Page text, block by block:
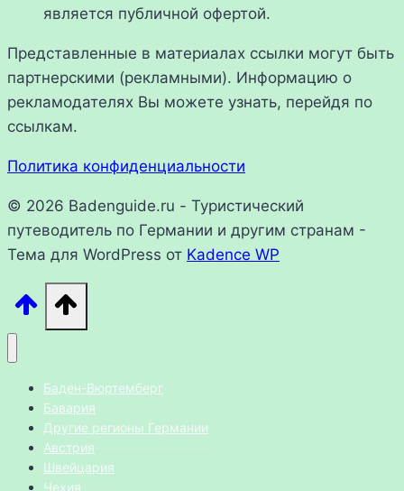
является публичной офертой.
Представленные в материалах ссылки могут быть
партнерскими (рекламными). Информацию о
рекламодателях Вы можете узнать, перейдя по
ссылкам.
Политика конфиденциальности
© 2026 Badenguide.ru - Туристический
путеводитель по Германии и другим странам -
Тема для WordPress от Kadence WP
Баден-Вюртемберг
Бавария
Другие регионы Германии
Австрия
Швейцария
Чехия